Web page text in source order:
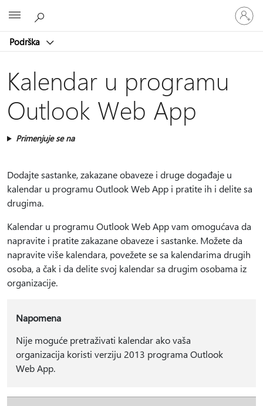
Podrška
Prijavite
se
na
Kalendar u programu
Outlook Web App
Primenjuje se na
Dodajte sastanke, zakazane obaveze i druge događaje u
kalendar u programu Outlook Web App i pratite ih i delite sa
drugima.
Kalendar u programu Outlook Web App vam omogućava da
napravite i pratite zakazane obaveze i sastanke. Možete da
napravite više kalendara, povežete se sa kalendarima drugih
osoba, a čak i da delite svoj kalendar sa drugim osobama iz
organizacije.
Napomena
Nije moguće pretraživati kalendar ako vaša
organizacija koristi verziju 2013 programa Outlook
Web App.